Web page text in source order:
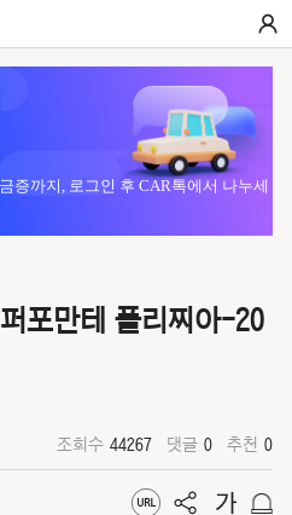
증까지, 로그인 후 CAR톡에서 나누세
포만테 폴리찌아-20
조회수 44267 댓글 0 추천 0